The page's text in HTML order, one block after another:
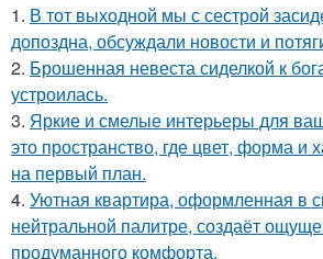
1. В тот выходной мы с сестрой
допоздна, обсуждали новости и
2. Брошенная невеста сиделкой к
устроилась.
3. Яркие и смелые интерьеры для
это пространство, где цвет, форма и
на первый план.
4. Уютная квартира, оформленная в
нейтральной палитре, создаёт
продуманного комфорта.